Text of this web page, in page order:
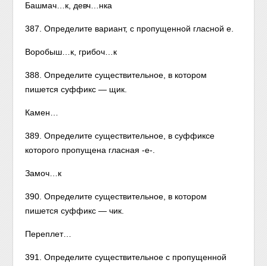
Башмач…к, девч…нка
387. Определите вариант, с пропущенной гласной е.
Воробыш…к, грибоч…к
388. Определите существительное, в котором
пишется суффикс — щик.
Камен…
389. Определите существительное, в суффиксе
которого пропущена гласная -е-.
Замоч…к
390. Определите существительное, в котором
пишется суффикс — чик.
Переплет…
391. Определите существительное с пропущенной